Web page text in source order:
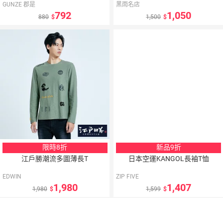
GUNZE 郡是
880
792
黑雨名店
1,500
1,050
限時8折
江戶勝潮流多圖薄長T
EDWIN
1,980
1,980
新品9折
日本空運KANGOL長袖T恤
ZIP FIVE
1,599
1,407